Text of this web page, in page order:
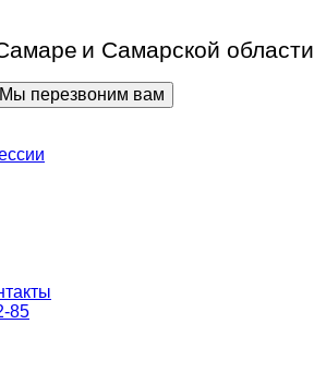
и Самарской области
Мы перезвоним вам
85